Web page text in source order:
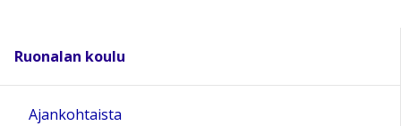
Ruonalan koulu
Ajankohtaista